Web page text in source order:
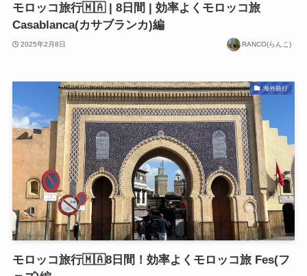
モロッコ旅行🇲🇦 | 8日間 | 効率よくモロッコ旅
Casablanca(カサブランカ)編
2025年2月8日 RANCO(らんこ)
海外旅行
モロッコ旅行🇲🇦8日間！効率よくモロッコ旅 Fes(フ